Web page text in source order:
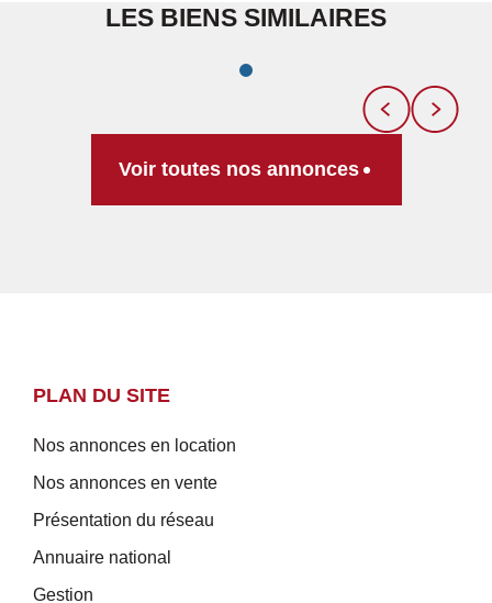
LES BIENS SIMILAIRES
Voir toutes nos annonces
PLAN DU SITE
Nos annonces en location
Nos annonces en vente
Présentation du réseau
Annuaire national
Gestion